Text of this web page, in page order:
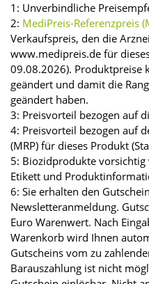
1: Unverbindliche
2: MediPreis-Referenzpreis
Verkaufspreis, den die
www.medipreis.de für
09.08.2026). Produktpreise
geändert und damit die
geändert haben.
3: Preisvorteil bezogen auf
4: Preisvorteil bezogen auf
(MRP) für dieses Produkt
5: Biozidprodukte vorsichtig
Etikett und
6: Sie erhalten den
Newsletteranmeldung.
Euro Warenwert. Nach
Warenkorb wird Ihnen
Gutscheins vom zu
Barauszahlung ist nicht